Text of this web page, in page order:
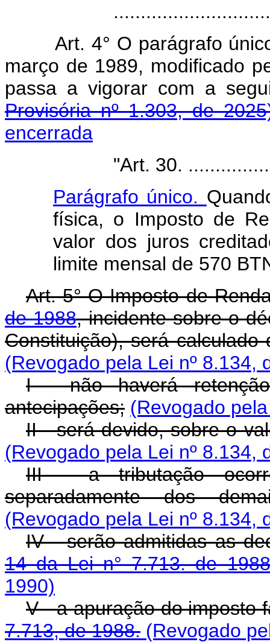
Art. 4° O parágrafo
março de 1989, modificado
passa a vigorar com a
Provisória nº 1.303, de
encerrada
"Art. 30.
Parágrafo único.
física, o Imposto de
valor dos juros
limite mensal de 570
Art. 5° O Imposto de
de 1988, incidente sobre o
Constituição), será
(Revogado pela Lei nº 8.134,
I - não haverá
antecipações; (Revogado
II - será devido, sobre o
(Revogado pela Lei nº 8.134,
III - a tributação
separadamente dos
(Revogado pela Lei nº 8.134,
IV - serão admitidas as
14 da Lei n° 7.713. de
1990)
V - a apuração do imposto
7.713, de 1988. (Revogado